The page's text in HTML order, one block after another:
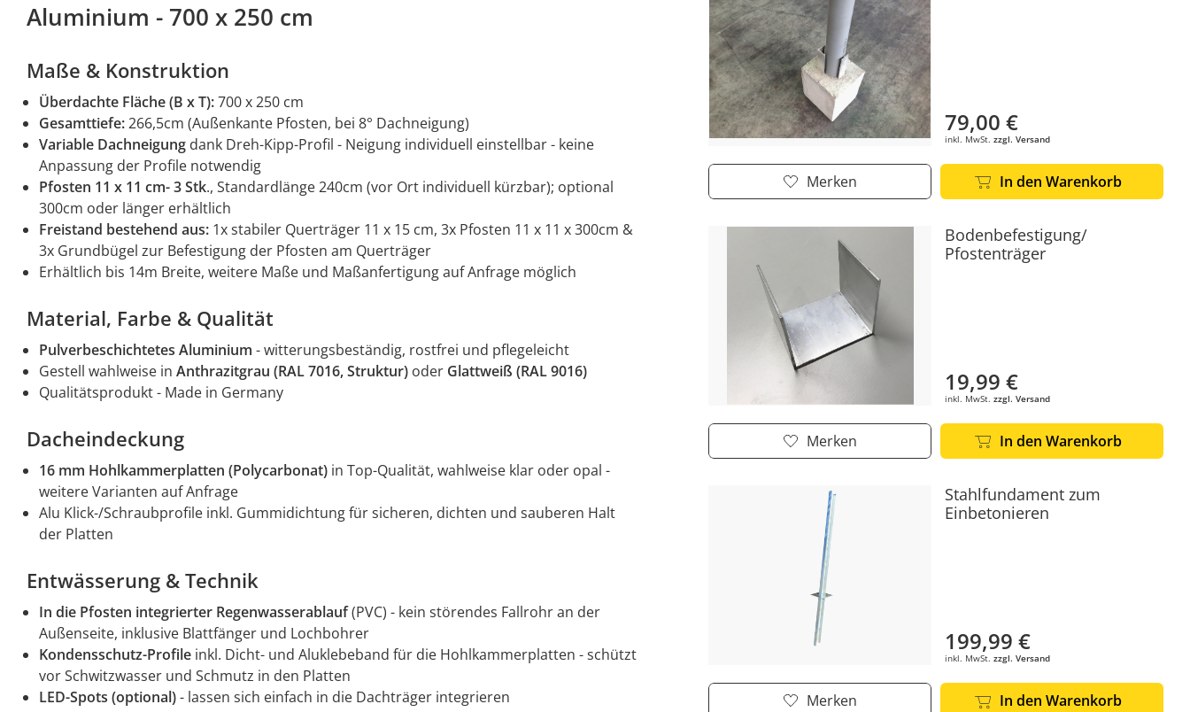
79,00 €
inkl. MwSt.zzgl. Versand
Merken In den Warenkorb
Bodenbefestigung/
Pfostenträger
19,99 €
inkl. MwSt.zzgl. Versand
Merken In den Warenkorb
Stahlfundament zum
Einbetonieren
199,99 €
inkl. MwSt.zzgl. Versand
Merken In den Warenkorb
Aluminium - 700 x 250 cm
Maße & Konstruktion
Überdachte Fläche (B x T):700 x 250 cm
Gesamttiefe:266,5cm (Außenkante Pfosten, bei 8° Dachneigung)
Variable Dachneigung dank Dreh-Kipp-Profil - Neigung individuell einstellbar - keine
Anpassung der Profile notwendig
Pfosten 11 x 11 cm- 3 Stk., Standardlänge 240cm (vor Ort individuell kürzbar); optional
300cm oder länger erhältlich
Freistand bestehend aus: 1x stabiler Querträger 11 x 15 cm, 3x Pfosten 11 x 11 x 300cm &
3x Grundbügel zur Befestigung der Pfosten am Querträger
Erhältlich bis 14m Breite, weitere Maße und Maßanfertigung auf Anfrage möglich
Material, Farbe & Qualität
Pulverbeschichtetes Aluminium - witterungsbeständig, rostfrei und pflegeleicht
Gestell wahlweise in Anthrazitgrau (RAL 7016, Struktur) oder Glattweiß (RAL 9016)
Qualitätsprodukt - Made in Germany
Dacheindeckung
16 mm Hohlkammerplatten (Polycarbonat) in Top-Qualität, wahlweise klar oder opal -
weitere Varianten auf Anfrage
Alu Klick-/Schraubprofile inkl. Gummidichtung für sicheren, dichten und sauberen Halt
der Platten
Entwässerung & Technik
In die Pfosten integrierter Regenwasserablauf(PVC) - kein störendes Fallrohr an der
Außenseite, inklusive Blattfänger und Lochbohrer
Kondensschutz-Profile inkl. Dicht- und Aluklebeband für die Hohlkammerplatten - schützt
vor Schwitzwasser und Schmutz in den Platten
LED-Spots (optional)- lassen sich einfach in die Dachträger integrieren